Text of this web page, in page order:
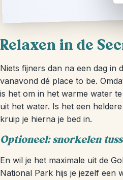
Relaxen in de
Niets fijners dan na een dag in
vanavond dé place to be.
is het om in het warme water
uit het water. Is het een
kruip je hierna je bed in.
Optioneel: snorkelen
En wil je het maximale uit de
National Park hijs je jezelf een